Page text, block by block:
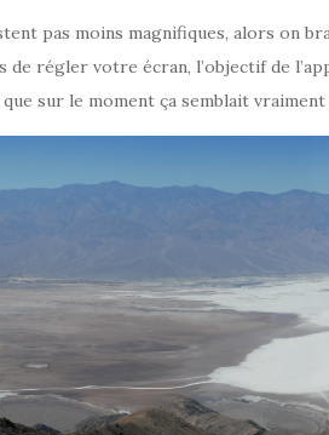
pas moins magnifiques, alors on
de régler votre écran, l’objectif de
sur le moment ça semblait vraiment